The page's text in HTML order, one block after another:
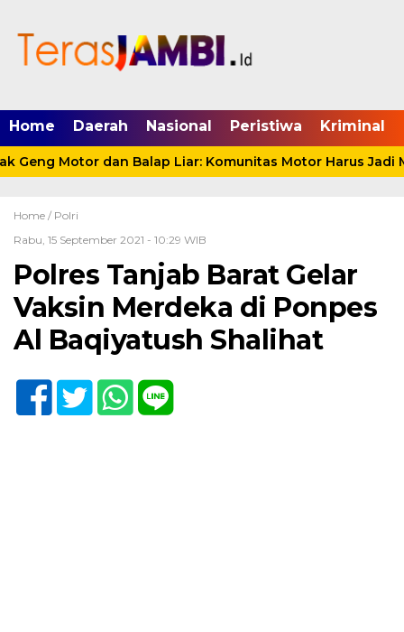
Home Daerah Nasional Peristiwa Kriminal
Geng Motor dan Balap Liar: Komunitas Motor Harus Jadi
Home / Polri
Rabu, 15 September 2021 - 10:29 WIB
Polres Tanjab Barat Gelar
Vaksin Merdeka di Ponpes
Al Baqiyatush Shalihat